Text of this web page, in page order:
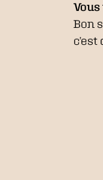
Bon
c’est